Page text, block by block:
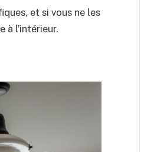
et si vous ne les
l’intérieur.